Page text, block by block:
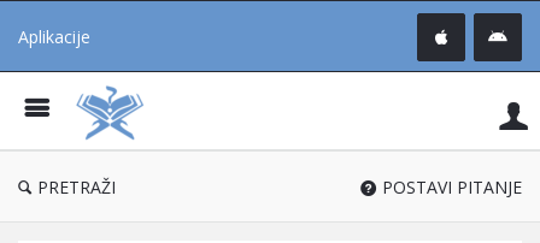
Aplikacije
®
PRETRAŽI POSTAVI PITANJE